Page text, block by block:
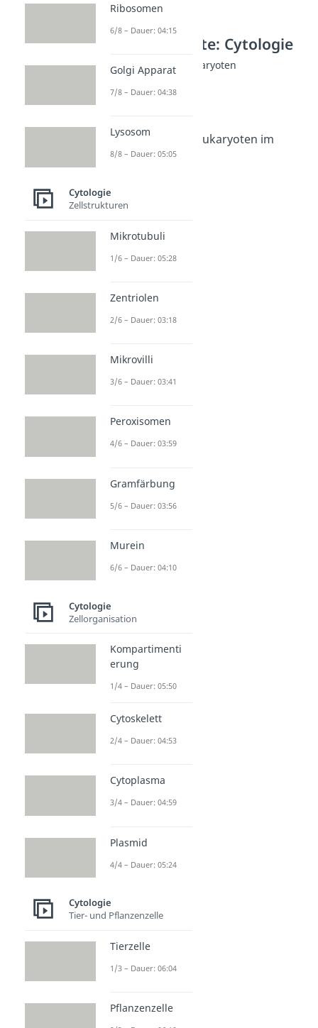
Weitere Inhalte: Cytologie
Prokaryoten und Eukaryoten
Prokaryoten
Dauer: 06:28
Prokaryoten und Eukaryoten im
Vergleich
Ribosomen
6/8 – Dauer: 04:15
Golgi Apparat
7/8 – Dauer: 04:38
Lysosom
8/8 – Dauer: 05:05
Cytologie
Zellstrukturen
Mikrotubuli
1/6 – Dauer: 05:28
Zentriolen
2/6 – Dauer: 03:18
Mikrovilli
3/6 – Dauer: 03:41
Peroxisomen
4/6 – Dauer: 03:59
Gramfärbung
5/6 – Dauer: 03:56
Murein
6/6 – Dauer: 04:10
Cytologie
Zellorganisation
Kompartimenti
erung
1/4 – Dauer: 05:50
Cytoskelett
2/4 – Dauer: 04:53
Cytoplasma
3/4 – Dauer: 04:59
Plasmid
4/4 – Dauer: 05:24
Cytologie
Tier- und Pflanzenzelle
Tierzelle
1/3 – Dauer: 06:04
Pflanzenzelle